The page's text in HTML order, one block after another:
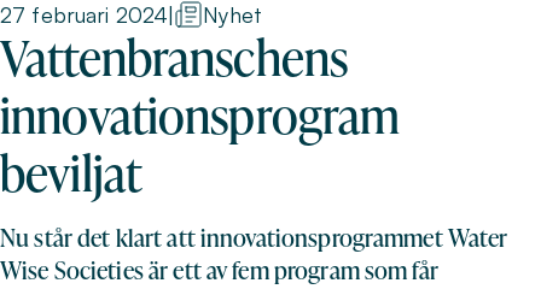
27 februari 2024| Nyhet
Vattenbranschens
innovationsprogram
beviljat
Nu står det klart att innovationsprogrammet Water
Wise Societies är ett av fem program som får